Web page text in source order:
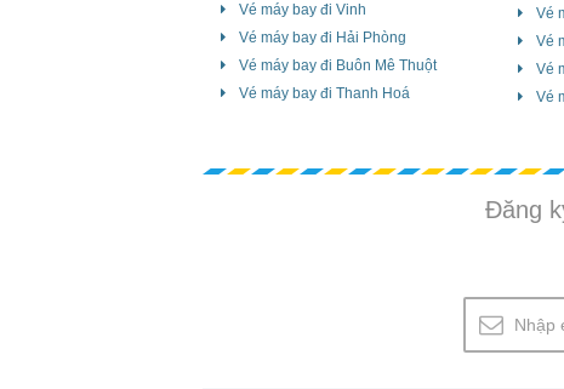
Vé máy bay đi Vinh
Vé máy bay đi Hải Phòng
Vé máy bay đi Buôn Mê Thuột
Vé máy bay đi Thanh Hoá
Vé
Vé
Vé
Vé
Đăng